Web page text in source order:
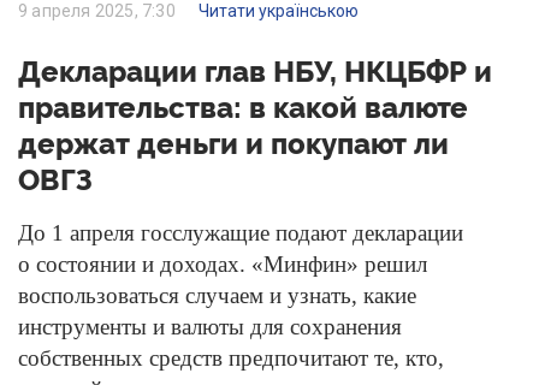
9 апреля 2025, 7:30 Читати українською
Декларации глав НБУ, НКЦБФР и
правительства: в какой валюте
держат деньги и покупают ли
ОВГЗ
До 1 апреля госслужащие подают декларации
о состоянии и доходах. «Минфин» решил
воспользоваться случаем и узнать, какие
инструменты и валюты для сохранения
собственных средств предпочитают те, кто,